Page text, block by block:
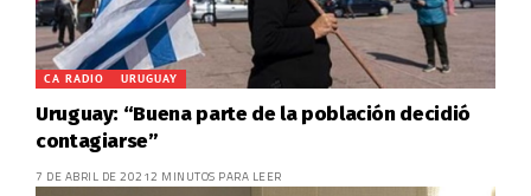
CA RADIO URUGUAY
Uruguay: “Buena parte de la población decidió
contagiarse”
7 DE ABRIL DE 20212 MINUTOS PARA LEER